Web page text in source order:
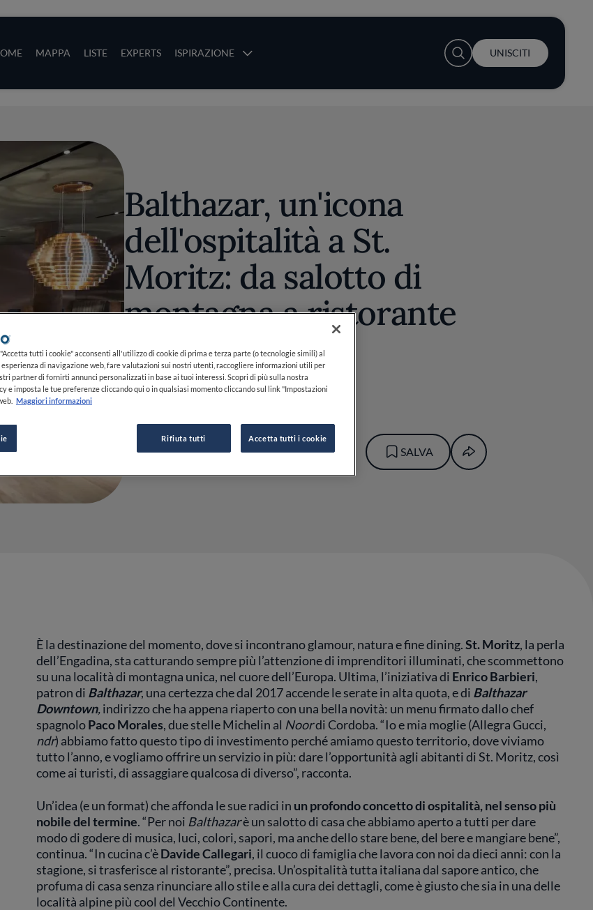
MAPPA LISTE EXPERTS ISPIRAZIONE
User account menu
UNISCITI
Balthazar, un'icona
dell'ospitalità a St.
Moritz: da salotto di
montagna a ristorante
fine dining
08 FEB 2023
SALVA
È la destinazione del momento, dove si incontrano glamour, natura e fine dining.St. Moritz, la perla
dell’Engadina, sta catturando sempre più l’attenzione di imprenditori illuminati, che scommettono
su una località di montagna unica, nel cuore dell’Europa. Ultima, l’iniziativa di EnricoBarbieri,
patron di Balthazar, una certezza che dal 2017 accende le serate in alta quota, e di Balthazar
Downtown,indirizzo che ha appena riaperto con una bella novità: un menu firmato dallo chef
spagnoloPaco Morales, due stelle Michelin al Noordi Cordoba. “Io e mia moglie (Allegra Gucci,
ndr) abbiamo fatto questo tipo di investimento perché amiamo questo territorio, dove viviamo
tutto l’anno, e vogliamo offrire un servizio in più: dare l’opportunità agli abitanti di St. Moritz, così
come ai turisti, di assaggiare qualcosa di diverso”, racconta.
Un’idea (e un format) che affonda le sue radici in un profondo concetto di ospitalità, nel senso più
nobile del termine. “Per noi Balthazarè un salotto di casa che abbiamo aperto a tutti per dare
modo di godere di musica, luci, colori, sapori, ma anche dello stare bene, del bere e mangiare bene”,
continua. “In cucina c’èDavide Callegari, il cuoco di famiglia che lavora con noi da dieci anni: con la
stagione, si trasferisce al ristorante”, precisa. Un’ospitalità tutta italiana dal sapore antico, che
profuma di casa senza rinunciare allo stile e alla cura dei dettagli, come è giusto che sia in una delle
località alpine più cool del Vecchio Continente.
tutti i cookie" acconsenti all'utilizzo di cookie di prima e terza parte (o tecnologie simili) al
di navigazione web, fare valutazioni sui nostri utenti, raccogliere informazioni utili per
partner di fornirti annunci personalizzati in base ai tuoi interessi. Scopri di più sulla nostra
e imposta le tue preferenze cliccando qui o in qualsiasi momento cliccando sul link "Impostazioni
Maggiori informazioni
Rifiuta tutti Accetta tutti i cookie